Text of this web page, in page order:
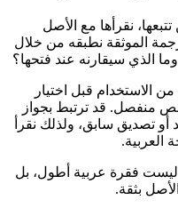
نقرأها مع الأصل
الموثقة نطبقه من خلال
الذي سيقارنه عند فتحها؟
الاستخدام قبل اختيار
منفصل. قد ترتبط بجواز
تصديق سابق، ولذلك نقرأ
العربية.
ليست فقرة عربية أطول، بل
بثقة.